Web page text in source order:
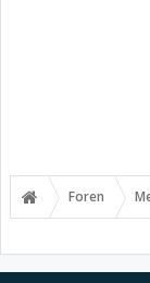
Foren